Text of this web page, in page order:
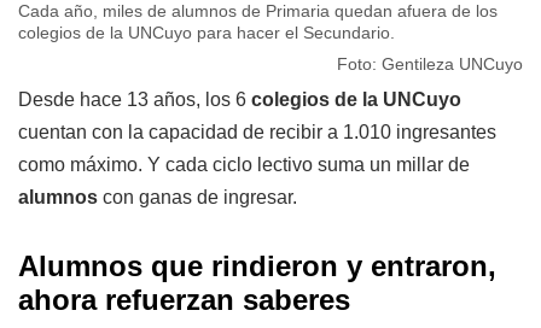
Cada año, miles de alumnos de Primaria quedan afuera de los
colegios de la UNCuyo para hacer el Secundario.
Foto: Gentileza UNCuyo
Desde hace 13 años, los 6 colegios de la UNCuyo
cuentan con la capacidad de recibir a 1.010 ingresantes
como máximo. Y cada ciclo lectivo suma un millar de
alumnos con ganas de ingresar.
Alumnos que rindieron y entraron,
ahora refuerzan saberes